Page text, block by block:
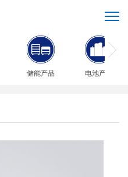
储能产品 电池产品